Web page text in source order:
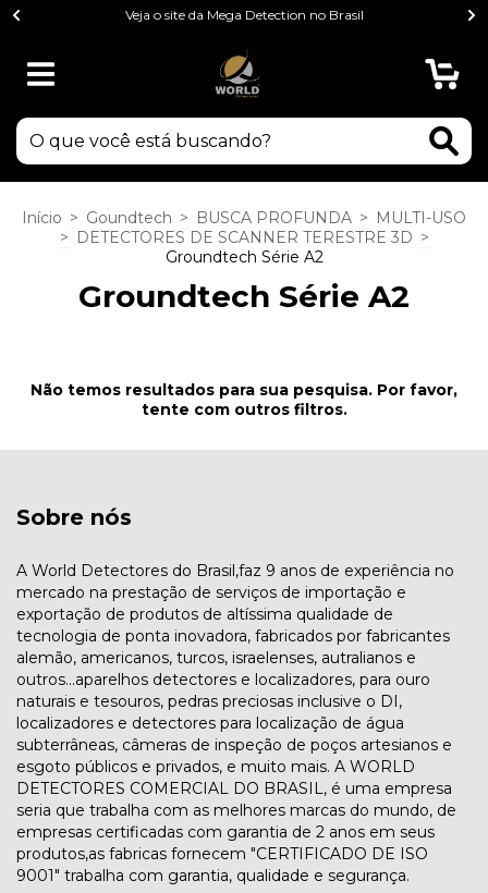
Veja o site da Mega Detection no Brasil
Início > Goundtech > BUSCA PROFUNDA > MULTI-USO
> DETECTORES DE SCANNER TERESTRE 3D >
Groundtech Série A2
Groundtech Série A2
Não temos resultados para sua pesquisa. Por favor,
tente com outros filtros.
Sobre nós
A World Detectores do Brasil,faz 9 anos de experiência no
mercado na prestação de serviços de importação e
exportação de produtos de altíssima qualidade de
tecnologia de ponta inovadora, fabricados por fabricantes
alemão, americanos, turcos, israelenses, autralianos e
outros...aparelhos detectores e localizadores, para ouro
naturais e tesouros, pedras preciosas inclusive o DI,
localizadores e detectores para localização de água
subterrâneas, câmeras de inspeção de poços artesianos e
esgoto públicos e privados, e muito mais. A WORLD
DETECTORES COMERCIAL DO BRASIL, é uma empresa
seria que trabalha com as melhores marcas do mundo, de
empresas certificadas com garantia de 2 anos em seus
produtos,as fabricas fornecem "CERTIFICADO DE ISO
9001" trabalha com garantia, qualidade e segurança.